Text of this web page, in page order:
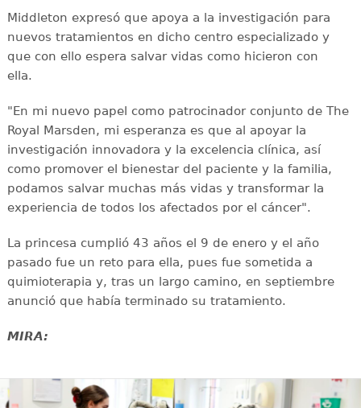
Middleton expresó que apoya a la investigación para
nuevos tratamientos en dicho centro especializado y
que con ello espera salvar vidas como hicieron con
ella.
"En mi nuevo papel como patrocinador conjunto de The
Royal Marsden, mi esperanza es que al apoyar la
investigación innovadora y la excelencia clínica, así
como promover el bienestar del paciente y la familia,
podamos salvar muchas más vidas y transformar la
experiencia de todos los afectados por el cáncer".
La princesa cumplió 43 años el 9 de enero y el año
pasado fue un reto para ella, pues fue sometida a
quimioterapia y, tras un largo camino, en septiembre
anunció que había terminado su tratamiento.
MIRA: